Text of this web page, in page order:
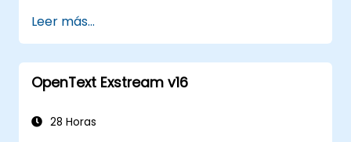
Analítico de Contabilidad, para mejorar el
seguimiento financiero y los informes.
Administrar los módulos de Empleado y
Contacto para mejorar los procesos de
Aprovechar el módulo de Configuración
Leer más...
OpenText Exstream v16
28 Horas